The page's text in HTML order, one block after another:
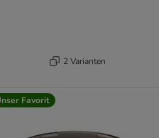
2 Varianten
Favorit